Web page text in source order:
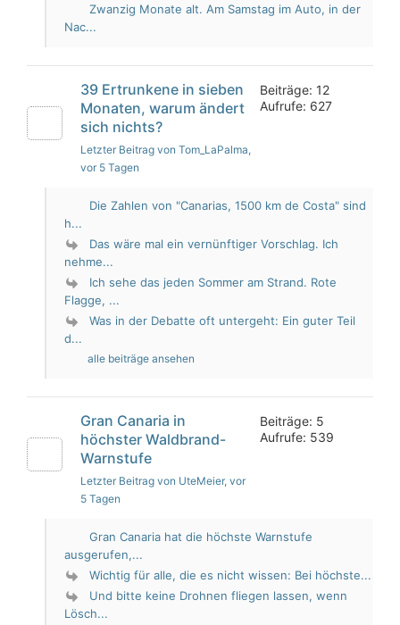
Zwanzig Monate alt. Am Samstag im Auto, in der
Nac...
39 Ertrunkene in sieben
Monaten, warum ändert
sich nichts?
Letzter Beitrag von Tom_LaPalma,
vor 5 Tagen
Beiträge: 12
Aufrufe: 627
Die Zahlen von "Canarias, 1500 km de Costa" sind
h...
Das wäre mal ein vernünftiger Vorschlag. Ich
nehme...
Ich sehe das jeden Sommer am Strand. Rote
Flagge, ...
Was in der Debatte oft untergeht: Ein guter Teil
d...
alle beiträge ansehen
Gran Canaria in
höchster Waldbrand-
Warnstufe
Letzter Beitrag von UteMeier, vor
5 Tagen
Beiträge: 5
Aufrufe: 539
Gran Canaria hat die höchste Warnstufe
ausgerufen,...
Wichtig für alle, die es nicht wissen: Bei höchste...
Und bitte keine Drohnen fliegen lassen, wenn
Lösch...